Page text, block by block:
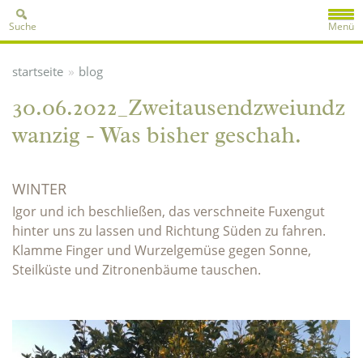
Menü
Suche
startseite » blog
30.06.2022_Zweitausendzweiundz
wanzig - Was bisher geschah.
WINTER
Igor und ich beschließen, das verschneite Fuxengut
hinter uns zu lassen und Richtung Süden zu fahren.
Klamme Finger und Wurzelgemüse gegen Sonne,
Steilküste und Zitronenbäume tauschen.